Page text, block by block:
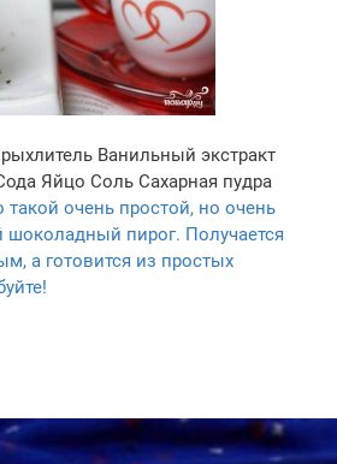
Ванильный экстракт
Яйцо Соль Сахарная пудра
такой очень простой, но очень
шоколадный пирог. Получается
а готовится из простых